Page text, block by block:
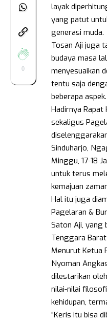
0
layak
yang patut
generasi muda.
Tosan Aji juga
budaya masa
menyesuaikan
tentu saja
beberapa aspek.
Hadirnya
sekaligus
Sinduharjo,
Minggu, 17-18
untuk terus
kemajuan
Hal itu juga
Pagelaran &
Saton Aji, yang
Tenggara
Menurut Ketua
Nyoman
dilestarikan
nilai-nilai
kehidupan,
“Keris itu bisa